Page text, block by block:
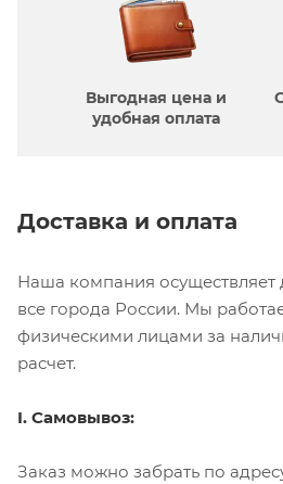
Выгодная цена и
удобная оплата
Доставка и оплата
Наша компания осуществляет
все города России. Мы
физическими лицами за
расчет.
I. Самовывоз:
Заказ можно забрать по